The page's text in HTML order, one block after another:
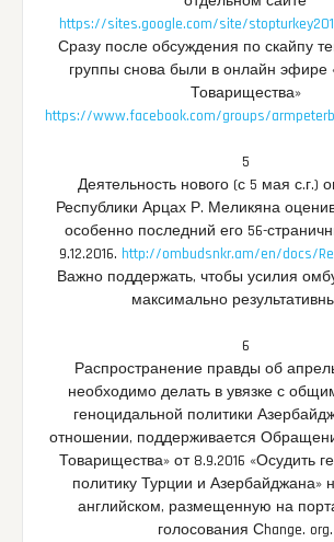
https://sites.google.com/site/
Сразу после обсуждения по скайпу
группы снова были в онлайн эфире
Товарищества»
https://www.facebook.com/groups/
5
Деятельность нового (с 5 мая с.г.)
Республики Арцах Р. Меликяна
особенно последний его 56-
9.12.2016. http://ombudsnkr.am/en/docs/
Важно поддержать, чтобы усилия
максимально
6
Распространение правды об
необходимо делать в увязке с
геноцидальной политики
отношении, поддерживается
Товарищества» от 8.9.2016 «Осудить
политику Турции и Азербайджана»
английском, размещенную на
голосования Сhange. org.